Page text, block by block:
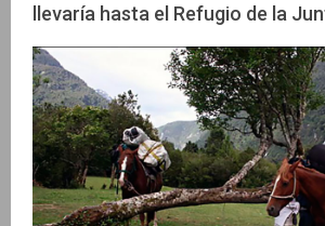
llevaría hasta el Refugio de la